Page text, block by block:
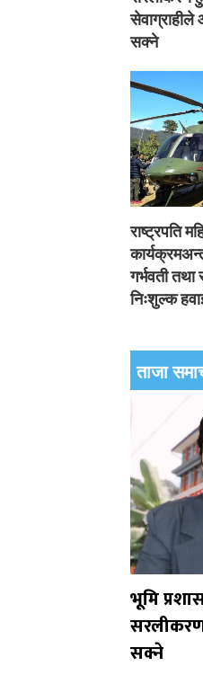
सक्ने
राष्ट्रपति
गर्भवती तथा
निःशुल्क
ताजा
भूमि
सक्ने